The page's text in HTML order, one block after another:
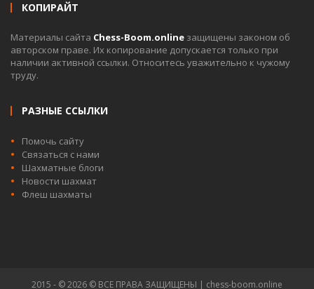
КОПИРАЙТ
Материалы сайта Chess-Boom.online защищены законом об
авторском праве. Их копирование допускается только при
наличии активной ссылки. Относитесь уважительно к чужому
труду.
РАЗНЫЕ ССЫЛКИ
Помочь сайту
Связаться с нами
Шахматные блоги
Новости шахмат
Флеш шахматы
2015 - © 2026 © ВСЕ ПРАВА ЗАЩИЩЕНЫ | chess-boom.online